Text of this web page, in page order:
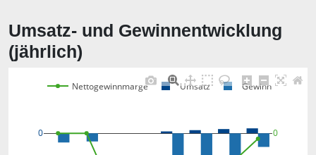
Umsatz- und Gewinnentwicklung
(jährlich)
0 0
Nettogewinnmarge Umsatz Gewinn